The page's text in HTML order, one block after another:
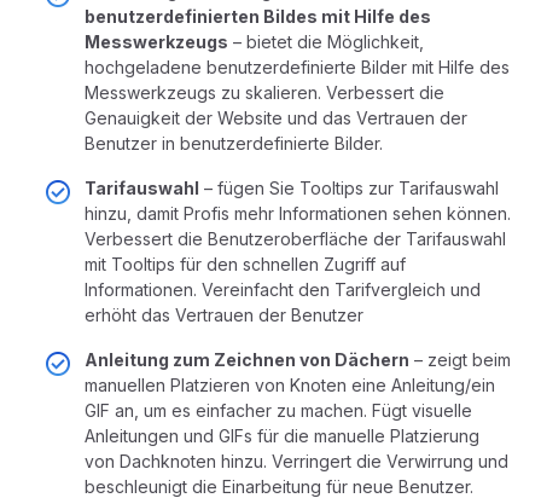
benutzerdefinierten Bildes mit Hilfe des
Messwerkzeugs – bietet die Möglichkeit,
hochgeladene benutzerdefinierte Bilder mit Hilfe des
Messwerkzeugs zu skalieren. Verbessert die
Genauigkeit der Website und das Vertrauen der
Benutzer in benutzerdefinierte Bilder.
Tarifauswahl – fügen Sie Tooltips zur Tarifauswahl
hinzu, damit Profis mehr Informationen sehen können.
Verbessert die Benutzeroberfläche der Tarifauswahl
mit Tooltips für den schnellen Zugriff auf
Informationen. Vereinfacht den Tarifvergleich und
erhöht das Vertrauen der Benutzer
Anleitung zum Zeichnen von Dächern – zeigt beim
manuellen Platzieren von Knoten eine Anleitung/ein
GIF an, um es einfacher zu machen. Fügt visuelle
Anleitungen und GIFs für die manuelle Platzierung
von Dachknoten hinzu. Verringert die Verwirrung und
beschleunigt die Einarbeitung für neue Benutzer.